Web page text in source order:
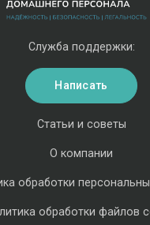
Статьи и советы
О компании
обработки
обработки файлов
Служба поддержки:
Написать